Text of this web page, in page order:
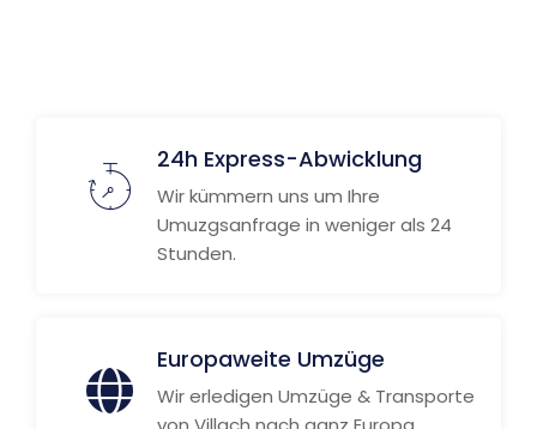
24h Express-Abwicklung
Wir kümmern uns um Ihre
Umuzgsanfrage in weniger als 24
Stunden.
Europaweite Umzüge
Wir erledigen Umzüge & Transporte